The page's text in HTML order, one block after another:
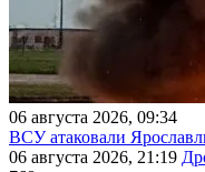
06 августа 2026, 09:34
ВСУ атаковали
06 августа 2026, 21:19